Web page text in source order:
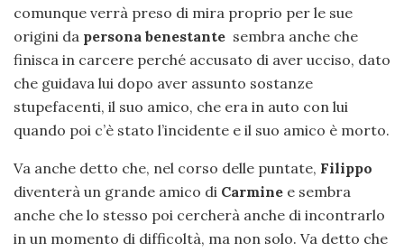
comunque verrà preso di mira proprio per le sue
origini da persona benestante sembra anche che
finisca in carcere perché accusato di aver ucciso, dato
che guidava lui dopo aver assunto sostanze
stupefacenti, il suo amico, che era in auto con lui
quando poi c’è stato l’incidente e il suo amico è morto.
Va anche detto che, nel corso delle puntate, Filippo
diventerà un grande amico di Carmine e sembra
anche che lo stesso poi cercherà anche di incontrarlo
in un momento di difficoltà, ma non solo. Va detto che